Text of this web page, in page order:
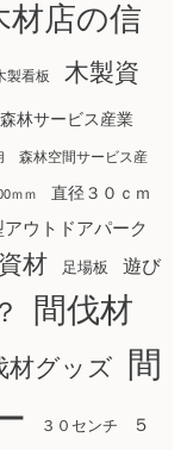
材店の信
製看板
木製資
森林サービス産業
森林空間サービス産
ｍｍ 直径３０ｃｍ
アウトドアパーク
材 足場板 遊び
間伐材
材グッズ
間
３０センチ
５